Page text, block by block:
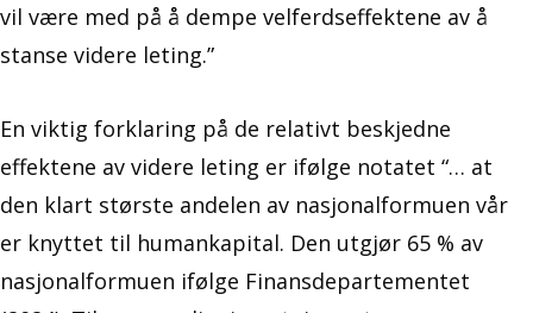
vil være med på å dempe velferdseffektene av å
stanse videre leting.”
En viktig forklaring på de relativt beskjedne
effektene av videre leting er ifølge notatet “… at
den klart største andelen av nasjonalformuen vår
er knyttet til humankapital. Den utgjør 65 % av
nasjonalformuen ifølge Finansdepartementet